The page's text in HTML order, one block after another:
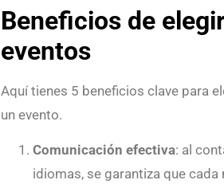
Beneficios de
eventos
Aquí tienes 5 beneficios clave para
un evento.
Comunicación efectiva: al
idiomas, se garantiza que